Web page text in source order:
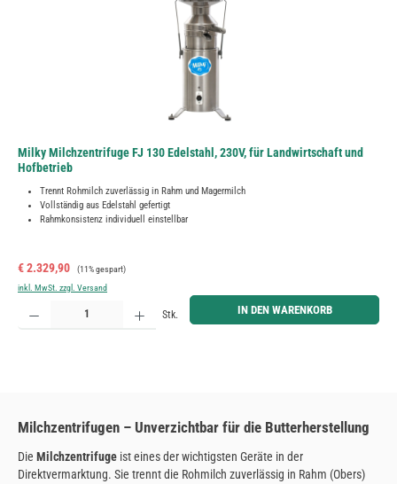
Milky Milchzentrifuge FJ 130 Edelstahl, 230V, für Landwirtschaft und
Hofbetrieb
Trennt Rohmilch zuverlässig in Rahm und Magermilch
Vollständig aus Edelstahl gefertigt
Rahmkonsistenz individuell einstellbar
Verkaufspreis:
€ 2.329,90 Regulärer Preis:
(11% gespart)
inkl. MwSt. zzgl. Versand
Produkt Anzahl: Gib den gewünschten Wert ein oder benutze die Schaltflächen um die Anzahl zu
Stk. IN DEN WARENKORB
Milchzentrifugen – Unverzichtbar für die Butterherstellung
Die Milchzentrifuge ist eines der wichtigsten Geräte in der
Direktvermarktung. Sie trennt die Rohmilch zuverlässig in Rahm (Obers)